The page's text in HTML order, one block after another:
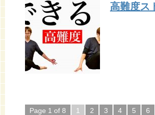
高難度ス
Page 1 of 8 1 2 3 4 5 6